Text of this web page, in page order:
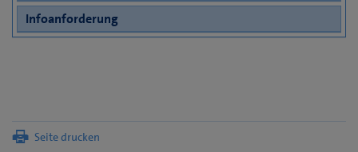
Infoanforderung
Seite drucken